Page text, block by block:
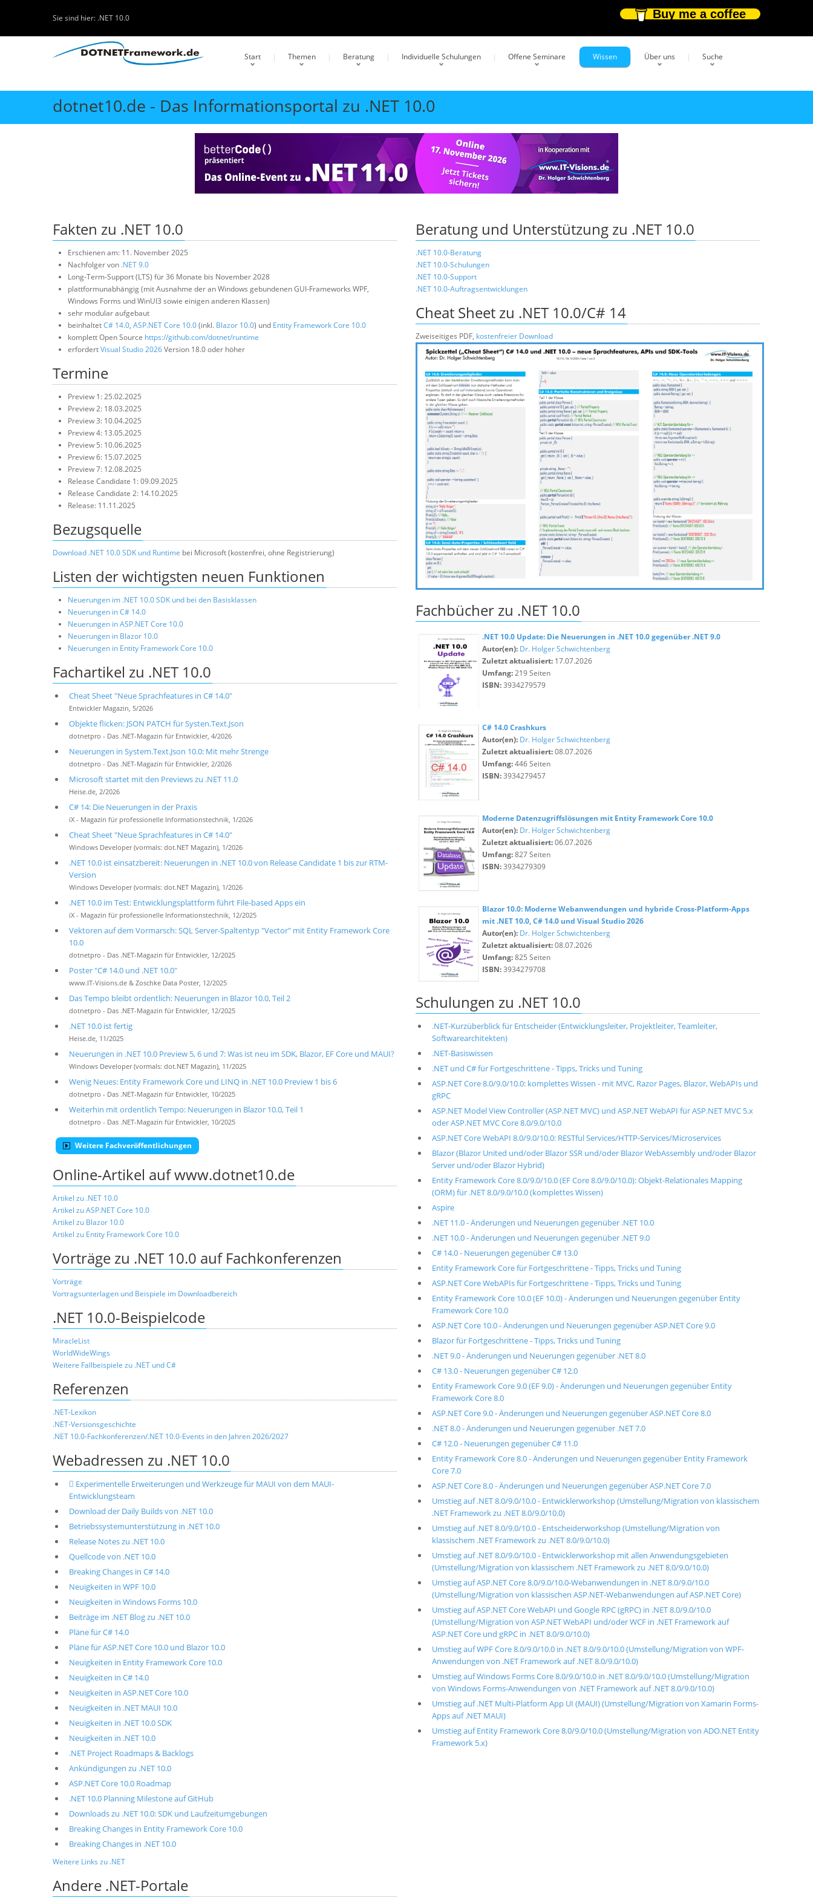
Sie sind hier: .NET 10.0 Buy me a coffee
Start Themen Beratung Individuelle Schulungen Offene Seminare Wissen Über uns Suche
dotnet10.de - Das Informationsportal zu .NET 10.0
Fakten zu .NET 10.0
Erschienen am: 11. November 2025
Nachfolger von .NET 9.0
Long-Term-Support (LTS) für 36 Monate bis November 2028
plattformunabhängig (mit Ausnahme der an Windows gebundenen GUI-Frameworks WPF,
Windows Forms und WinUI3 sowie einigen anderen Klassen)
sehr modular aufgebaut
beinhaltetC# 14.0, ASP.NET Core 10.0(inkl. Blazor 10.0) und Entity Framework Core 10.0
komplett Open Source https://github.com/dotnet/runtime
erfordertVisual Studio 2026Version 18.0 oder höher
Termine
Preview 1: 25.02.2025
Preview 2: 18.03.2025
Preview 3: 10.04.2025
Preview 4: 13.05.2025
Preview 5: 10.06.2025
Preview 6: 15.07.2025
Preview 7: 12.08.2025
Release Candidate 1: 09.09.2025
Release Candidate 2: 14.10.2025
Release: 11.11.2025
Bezugsquelle
Download .NET 10.0 SDK und Runtime bei Microsoft (kostenfrei, ohne Registrierung)
Listen der wichtigsten neuen Funktionen
Neuerungen im .NET 10.0 SDK und bei den Basisklassen
Neuerungen in C# 14.0
Neuerungen in ASP.NET Core 10.0
Neuerungen in Blazor 10.0
Neuerungen in Entity Framework Core 10.0
Fachartikel zu .NET 10.0
Cheat Sheet "Neue Sprachfeatures in C# 14.0"
Entwickler Magazin, 5/2026
Objekte flicken: JSON PATCH für Systen.Text.Json
dotnetpro - Das .NET-Magazin für Entwickler, 4/2026
Neuerungen in System.Text.Json 10.0: Mit mehr Strenge
dotnetpro - Das .NET-Magazin für Entwickler, 2/2026
Microsoft startet mit den Previews zu .NET 11.0
Heise.de, 2/2026
C# 14: Die Neuerungen in der Praxis
iX - Magazin für professionelle Informationstechnik, 1/2026
Cheat Sheet "Neue Sprachfeatures in C# 14.0"
Windows Developer (vormals: dot.NET Magazin), 1/2026
.NET 10.0 ist einsatzbereit: Neuerungen in .NET 10.0 von Release Candidate 1 bis zur RTM-
Version
Windows Developer (vormals: dot.NET Magazin), 1/2026
.NET 10.0 im Test: Entwicklungsplattform führt File-based Apps ein
iX - Magazin für professionelle Informationstechnik, 12/2025
Vektoren auf dem Vormarsch: SQL Server-Spaltentyp "Vector" mit Entity Framework Core
10.0
dotnetpro - Das .NET-Magazin für Entwickler, 12/2025
Poster "C# 14.0 und .NET 10.0"
www.IT-Visions.de & Zoschke Data Poster, 12/2025
Das Tempo bleibt ordentlich: Neuerungen in Blazor 10.0, Teil 2
dotnetpro - Das .NET-Magazin für Entwickler, 12/2025
.NET 10.0 ist fertig
Heise.de, 11/2025
Neuerungen in .NET 10.0 Preview 5, 6 und 7: Was ist neu im SDK, Blazor, EF Core und MAUI?
Windows Developer (vormals: dot.NET Magazin), 11/2025
Wenig Neues: Entity Framework Core und LINQ in .NET 10.0 Preview 1 bis 6
dotnetpro - Das .NET-Magazin für Entwickler, 10/2025
Weiterhin mit ordentlich Tempo: Neuerungen in Blazor 10.0, Teil 1
dotnetpro - Das .NET-Magazin für Entwickler, 10/2025
Weitere Fachveröffentlichungen
Online-Artikel auf www.dotnet10.de
Artikel zu .NET 10.0
Artikel zu ASP.NET Core 10.0
Artikel zu Blazor 10.0
Artikel zu Entity Framework Core 10.0
Vorträge zu .NET 10.0 auf Fachkonferenzen
Vorträge
Vortragsunterlagen und Beispiele im Downloadbereich
.NET 10.0-Beispielcode
MiracleList
WorldWideWings
Weitere Fallbeispiele zu .NET und C#
Referenzen
.NET-Lexikon
.NET-Versionsgeschichte
.NET 10.0-Fachkonferenzen/.NET 10.0-Events in den Jahren 2026/2027
Webadressen zu .NET 10.0
 Experimentelle Erweiterungen und Werkzeuge für MAUI von dem MAUI-
Entwicklungsteam
Download der Daily Builds von .NET 10.0
Betriebssystemunterstützung in .NET 10.0
Release Notes zu .NET 10.0
Quellcode von .NET 10.0
Breaking Changes in C# 14.0
Neuigkeiten in WPF 10.0
Neuigkeiten in Windows Forms 10.0
Beiträge im .NET Blog zu .NET 10.0
Pläne für C# 14.0
Pläne für ASP.NET Core 10.0 und Blazor 10.0
Neuigkeiten in Entity Framework Core 10.0
Neuigkeiten in C# 14.0
Neuigkeiten in ASP.NET Core 10.0
Neuigkeiten in .NET MAUI 10.0
Neuigkeiten in .NET 10.0 SDK
Neuigkeiten in .NET 10.0
.NET Project Roadmaps & Backlogs
Ankündigungen zu .NET 10.0
ASP.NET Core 10.0 Roadmap
.NET 10.0 Planning Milestone auf GitHub
Downloads zu .NET 10.0: SDK und Laufzeitumgebungen
Breaking Changes in Entity Framework Core 10.0
Breaking Changes in .NET 10.0
Weitere Links zu .NET
Andere .NET-Portale
Beratung und Unterstützung zu .NET 10.0
.NET 10.0-Beratung
.NET 10.0-Schulungen
.NET 10.0-Support
.NET 10.0-Auftragsentwicklungen
Cheat Sheet zu .NET 10.0/C# 14
Zweiseitiges PDF, kostenfreier Download
Fachbücher zu .NET 10.0
.NET 10.0 Update: Die Neuerungen in .NET 10.0 gegenüber .NET 9.0
Autor(en): Dr. Holger Schwichtenberg
Zuletzt aktualisiert: 17.07.2026
Umfang:219 Seiten
ISBN:3934279579
C# 14.0 Crashkurs
Autor(en): Dr. Holger Schwichtenberg
Zuletzt aktualisiert:08.07.2026
Umfang:446 Seiten
ISBN:3934279457
Moderne Datenzugriffslösungen mit Entity Framework Core 10.0
Autor(en): Dr. Holger Schwichtenberg
Zuletzt aktualisiert:06.07.2026
Umfang:827 Seiten
ISBN:3934279309
Blazor 10.0: Moderne Webanwendungen und hybride Cross-Platform-Apps
mit .NET 10.0, C# 14.0 und Visual Studio 2026
Autor(en): Dr. Holger Schwichtenberg
Zuletzt aktualisiert:08.07.2026
Umfang:825 Seiten
ISBN:3934279708
Schulungen zu .NET 10.0
.NET-Kurzüberblick für Entscheider (Entwicklungsleiter, Projektleiter, Teamleiter,
Softwarearchitekten)
.NET-Basiswissen
.NET und C# für Fortgeschrittene - Tipps, Tricks und Tuning
ASP.NET Core 8.0/9.0/10.0: komplettes Wissen - mit MVC, Razor Pages, Blazor, WebAPIs und
gRPC
ASP.NET Model View Controller (ASP.NET MVC) und ASP.NET WebAPI für ASP.NET MVC 5.x
oder ASP.NET MVC Core 8.0/9.0/10.0
ASP.NET Core WebAPI 8.0/9.0/10.0: RESTful Services/HTTP-Services/Microservices
Blazor (Blazor United und/oder Blazor SSR und/oder Blazor WebAssembly und/oder Blazor
Server und/oder Blazor Hybrid)
Entity Framework Core 8.0/9.0/10.0 (EF Core 8.0/9.0/10.0): Objekt-Relationales Mapping
(ORM) für .NET 8.0/9.0/10.0 (komplettes Wissen)
Aspire
.NET 11.0 - Änderungen und Neuerungen gegenüber .NET 10.0
.NET 10.0 - Änderungen und Neuerungen gegenüber .NET 9.0
C# 14.0 - Neuerungen gegenüber C# 13.0
Entity Framework Core für Fortgeschrittene - Tipps, Tricks und Tuning
ASP.NET Core WebAPIs für Fortgeschrittene - Tipps, Tricks und Tuning
Entity Framework Core 10.0 (EF 10.0) - Änderungen und Neuerungen gegenüber Entity
Framework Core 10.0
ASP.NET Core 10.0 - Änderungen und Neuerungen gegenüber ASP.NET Core 9.0
Blazor für Fortgeschrittene - Tipps, Tricks und Tuning
.NET 9.0 - Änderungen und Neuerungen gegenüber .NET 8.0
C# 13.0 - Neuerungen gegenüber C# 12.0
Entity Framework Core 9.0 (EF 9.0) - Änderungen und Neuerungen gegenüber Entity
Framework Core 8.0
ASP.NET Core 9.0 - Änderungen und Neuerungen gegenüber ASP.NET Core 8.0
.NET 8.0 - Änderungen und Neuerungen gegenüber .NET 7.0
C# 12.0 - Neuerungen gegenüber C# 11.0
Entity Framework Core 8.0 - Änderungen und Neuerungen gegenüber Entity Framework
Core 7.0
ASP.NET Core 8.0 - Änderungen und Neuerungen gegenüber ASP.NET Core 7.0
Umstieg auf .NET 8.0/9.0/10.0 - Entwicklerworkshop (Umstellung/Migration von klassischem
.NET Framework zu .NET 8.0/9.0/10.0)
Umstieg auf .NET 8.0/9.0/10.0 - Entscheiderworkshop (Umstellung/Migration von
klassischem .NET Framework zu .NET 8.0/9.0/10.0)
Umstieg auf .NET 8.0/9.0/10.0 - Entwicklerworkshop mit allen Anwendungsgebieten
(Umstellung/Migration von klassischem .NET Framework zu .NET 8.0/9.0/10.0)
Umstieg auf ASP.NET Core 8.0/9.0/10.0-Webanwendungen in .NET 8.0/9.0/10.0
(Umstellung/Migration von klassischen ASP.NET-Webanwendungen auf ASP.NET Core)
Umstieg auf ASP.NET Core WebAPI und Google RPC (gRPC) in .NET 8.0/9.0/10.0
(Umstellung/Migration von ASP.NET WebAPI und/oder WCF in .NET Framework auf
ASP.NET Core und gRPC in .NET 8.0/9.0/10.0)
Umstieg auf WPF Core 8.0/9.0/10.0 in .NET 8.0/9.0/10.0 (Umstellung/Migration von WPF-
Anwendungen von .NET Framework auf .NET 8.0/9.0/10.0)
Umstieg auf Windows Forms Core 8.0/9.0/10.0 in .NET 8.0/9.0/10.0 (Umstellung/Migration
von Windows Forms-Anwendungen von .NET Framework auf .NET 8.0/9.0/10.0)
Umstieg auf .NET Multi-Platform App UI (MAUI) (Umstellung/Migration von Xamarin Forms-
Apps auf .NET MAUI)
Umstieg auf Entity Framework Core 8.0/9.0/10.0 (Umstellung/Migration von ADO.NET Entity
Framework 5.x)